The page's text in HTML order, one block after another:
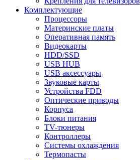
Комплектующие
Процессоры
Материнские платы
Оперативная память
Видеокарты
HDD/SSD
USB HUB
USB аксессуары
Звуковые карты
Устройства FDD
Оптические приводы
Корпуса
Блоки питания
TV-тюнеры
Контроллеры
Системы охлаждения
Термопасты